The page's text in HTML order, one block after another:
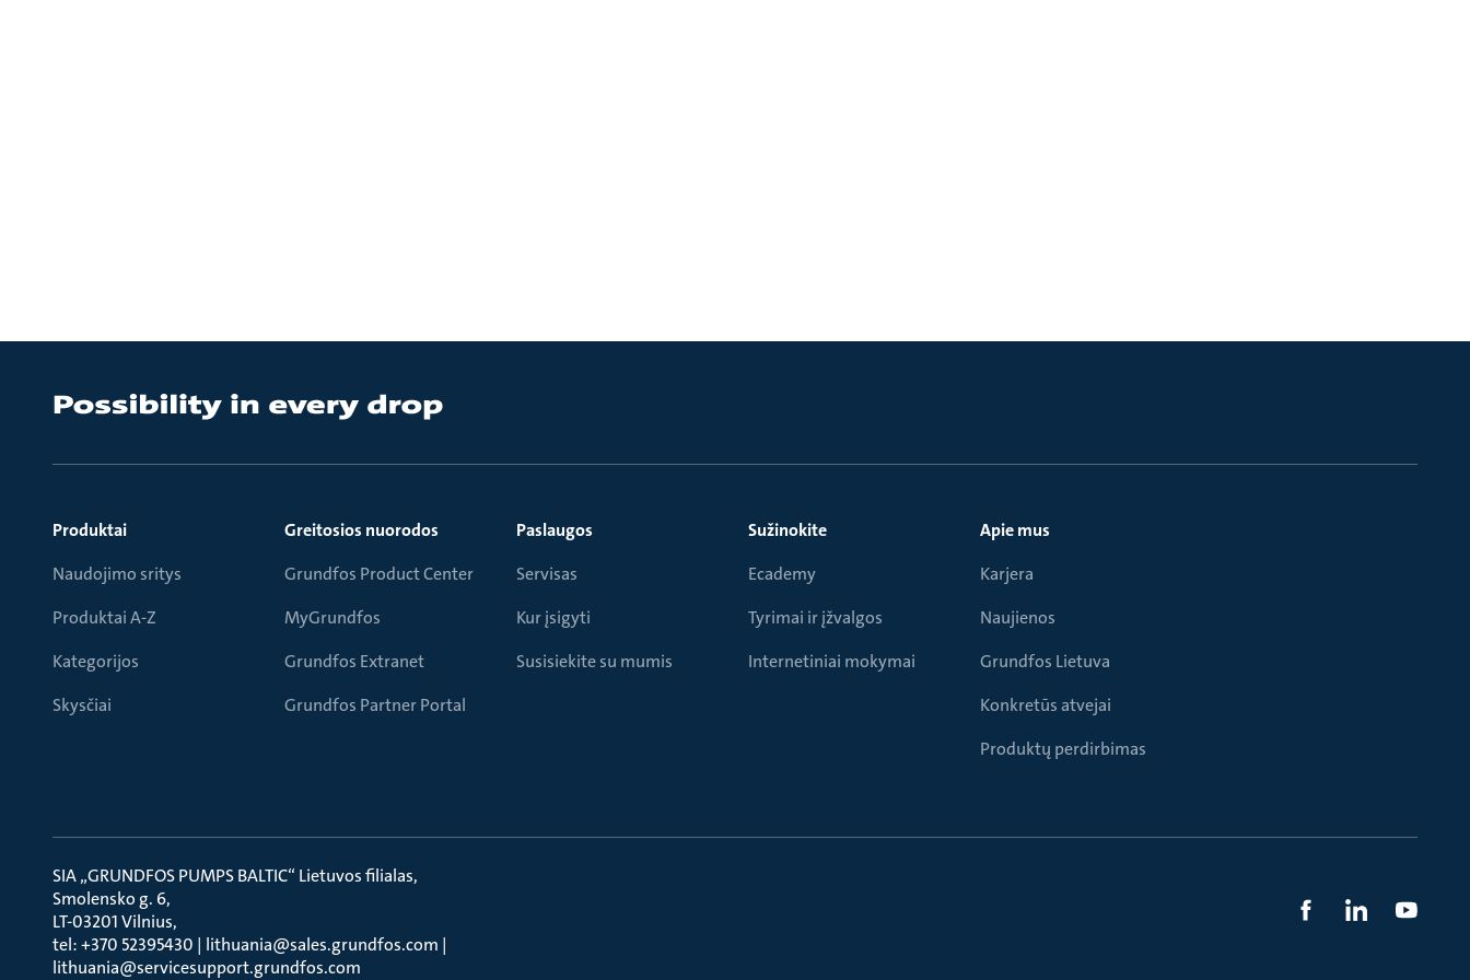
Produktai
Naudojimo sritys
Produktai A-Z
Kategorijos
Skysčiai
Greitosios nuorodos
Grundfos Product Center
MyGrundfos
Grundfos Extranet
Grundfos Partner Portal
Paslaugos
Servisas
Kur įsigyti
Susisiekite su mumis
Sužinokite
Ecademy
Tyrimai ir įžvalgos
Internetiniai mokymai
Apie mus
Karjera
Naujienos
Grundfos Lietuva
Konkretūs atvejai
Produktų perdirbimas
SIA „GRUNDFOS PUMPS BALTIC“ Lietuvos filialas
Smolensko g. 6
LT-03201 Vilnius
tel: +370 52395430 | lithuania@sales.grundfos.com |
lithuania@servicesupport.grundfos.com